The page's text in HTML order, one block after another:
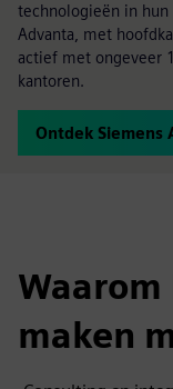
technologieën in hun
Advanta, met
actief met ongeveer
kantoren.
Ontdek Siemens
maken